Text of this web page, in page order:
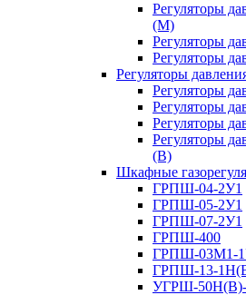
Регуляторы
(М)
Регуляторы
Регуляторы
Регуляторы
Регуляторы
Регуляторы
Регуляторы
Регуляторы
(В)
Шкафные
ГРПШ-04-2У1
ГРПШ-05-2У1
ГРПШ-07-2У1
ГРПШ-400
ГРПШ-03М1-
ГРПШ-13-
УГРШ-